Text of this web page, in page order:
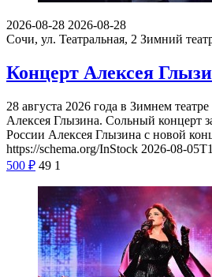
2026-08-28 2026-08-28
Сочи, ул. Театральная, 2 Зимний
Концерт Алексея
28 августа 2026 года в Зимнем
Алексея Глызина. Сольный концерт
России Алексея Глызина с новой
https://schema.org/InStock 2026-08-
500 ₽ 49 1